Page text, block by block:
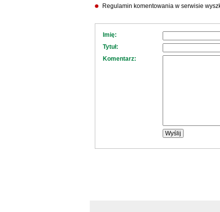
Regulamin komentowania w serwisie
Imię:
Tytuł:
Komentarz: